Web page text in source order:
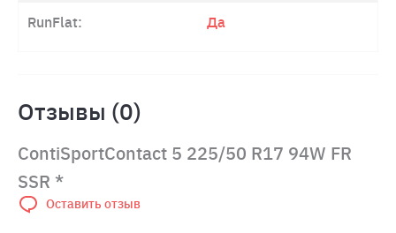
RunFlat: Да
Отзывы (0)
ContiSportContact 5 225/50 R17 94W FR
SSR *
Оставить отзыв